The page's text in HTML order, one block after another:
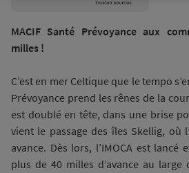
trusted
MACIF Santé Prévoyance aux
milles !
C’est en mer Celtique que le tempo
Prévoyance prend les rênes de la
est doublé en tête, dans une brise
vient le passage des îles Skellig, où
avance. Dès lors, l’IMOCA est lancé
plus de 40 milles d’avance au